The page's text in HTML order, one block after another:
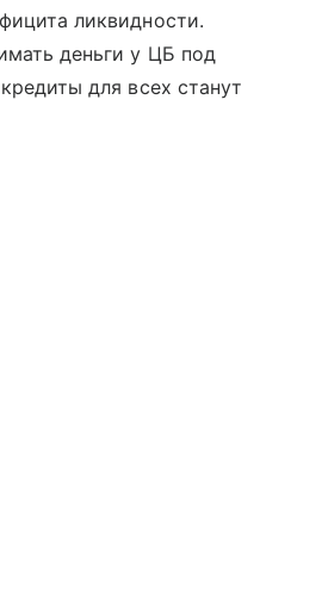
ликвидности.
деньги у ЦБ под
для всех станут